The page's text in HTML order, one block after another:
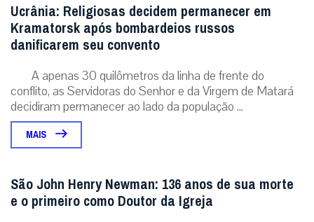
Ucrânia: Religiosas decidem permanecer em
Kramatorsk após bombardeios russos
danificarem seu convento
A apenas 30 quilômetros da linha de frente do
conflito, as Servidoras do Senhor e da Virgem de Matará
decidiram permanecer ao lado da população ...
MAIS
São John Henry Newman: 136 anos de sua morte
e o primeiro como Doutor da Igreja